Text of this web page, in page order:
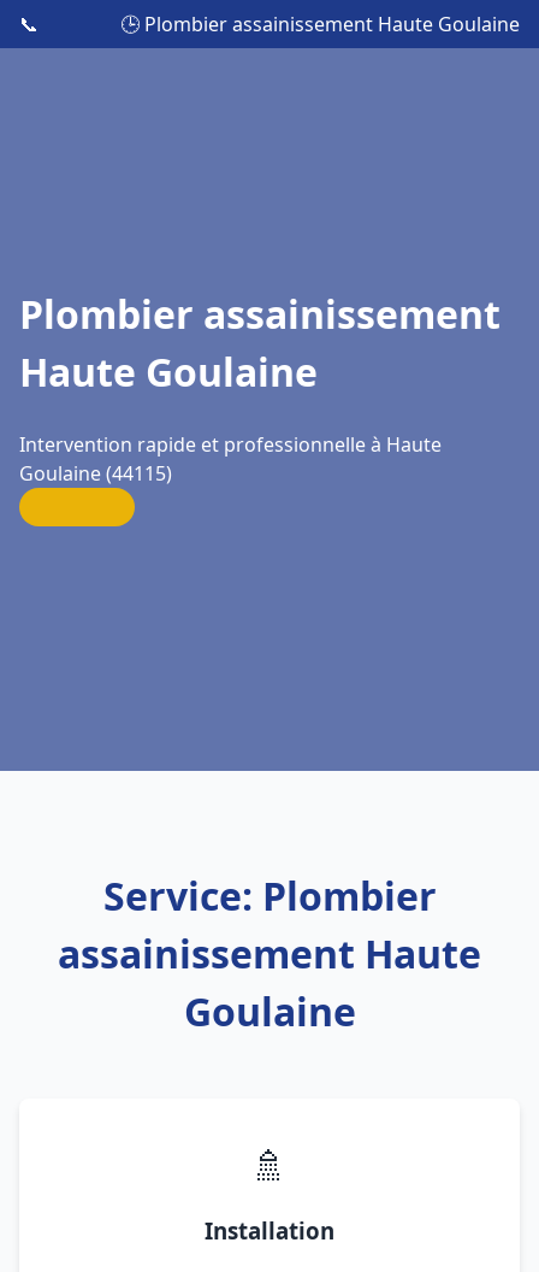
📞 🕒 Plombier assainissement Haute Goulaine
Plombier assainissement
Haute Goulaine
Intervention rapide et professionnelle à Haute
Goulaine (44115)
Service: Plombier
assainissement Haute
Goulaine
🚿
Installation